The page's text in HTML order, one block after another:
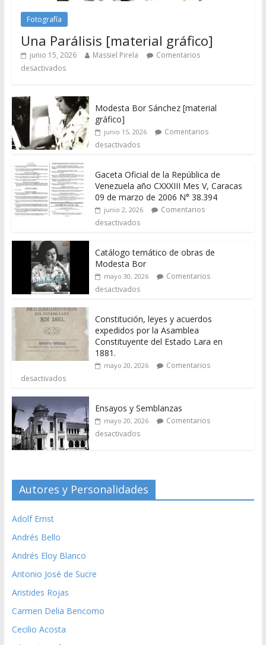
Fotografía
Una Parálisis [material gráfico]
junio 15, 2026 Massiel Pirela
Comentarios
desactivados
Modesta Bor Sánchez [material
gráfico]
junio 15, 2026
Comentarios
desactivados
Gaceta Oficial de la República de
Venezuela año CXXXIII Mes V, Caracas
09 de marzo de 2006 N° 38.394
junio 2, 2026
Comentarios
desactivados
Catálogo temático de obras de
Modesta Bor
mayo 30, 2026
Comentarios
desactivados
Constitución, leyes y acuerdos
expedidos por la Asamblea
Constituyente del Estado Lara en
1881.
mayo 20, 2026
Comentarios
desactivados
Ensayos y Semblanzas
mayo 20, 2026
Comentarios
desactivados
Autores y Personalidades
Adolf Ernst
Andrés Bello
Andrés Eloy Blanco
Antonio José de Sucre
Aristides Rojas
Carmen Delia Bencomo
Cecilio Acosta